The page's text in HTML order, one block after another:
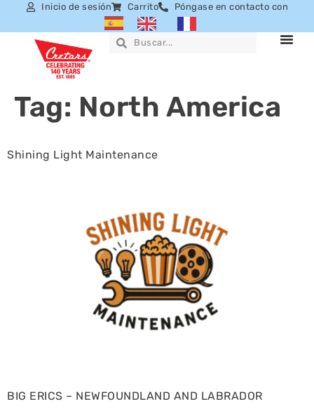
Inicio de sesión Carrito Póngase en contacto con
Tag: North America
Shining Light Maintenance
BIG ERICS – NEWFOUNDLAND AND LABRADOR